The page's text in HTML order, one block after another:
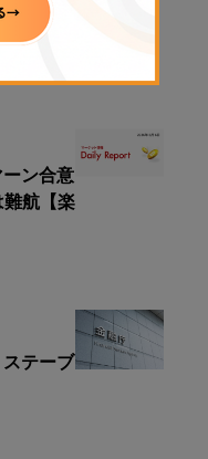
人設立
ン合意
航【楽
ステーブ